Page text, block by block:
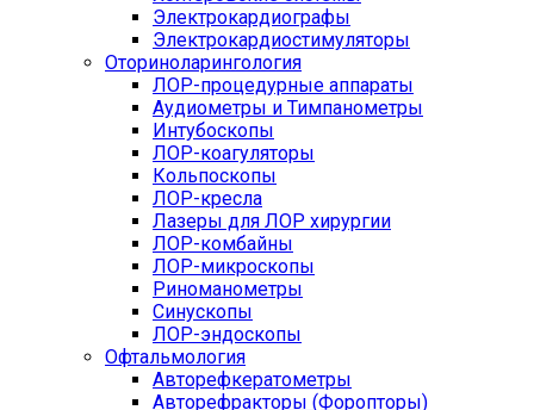
Электрокардиографы
Электрокардиостимуляторы
Оториноларингология
ЛОР-процедурные аппараты
Аудиометры и Тимпанометры
Интубоскопы
ЛОР-коагуляторы
Кольпоскопы
ЛОР-кресла
Лазеры для ЛОР хирургии
ЛОР-комбайны
ЛОР-микроскопы
Риноманометры
Синускопы
ЛОР-эндоскопы
Офтальмология
Авторефкератометры
Авторефракторы (Форопторы)